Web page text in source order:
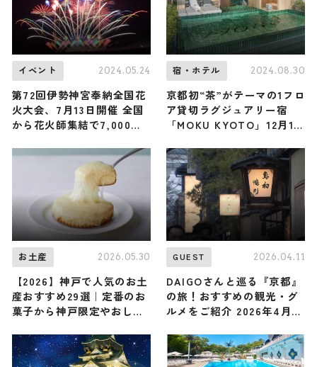
イベント 2024.05.24
第72回伊勢神宮奉納全国花
火大会、7月13日開催 全国
から花火師集結で7,000発
宿・ホテル 2024.08.30
京都初“茶”がテーマの1フロ
ア貸切ラグジュアリー宿
「MOKU KYOTO」12月1日
お土産 2026.05.30
【2026】神戸で人気のお土
産おすすめ29選｜定番のお
菓子から神戸限定やおしゃ
幅広く紹介
GUEST 2026.04.11
DAIGOさんと巡る『京都』
の旅！おすすめの観光・グ
ルメをご紹介 2026年4月11